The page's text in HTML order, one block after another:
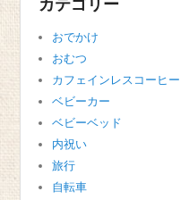
カテゴリー
おでかけ
おむつ
カフェインレスコーヒー
ベビーカー
ベビーベッド
内祝い
旅行
自転車